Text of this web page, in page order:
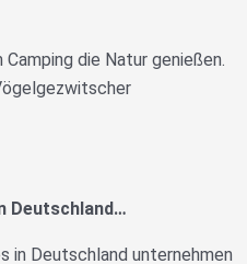
die Natur genießen.
Deutschland…
in Deutschland unternehmen